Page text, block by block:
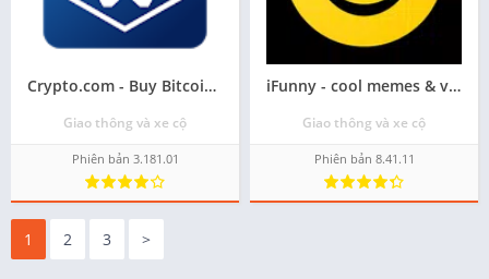
Crypto.com - Buy Bitcoin, SHIB
Giao thông và xe cộ
Phiên bản 3.181.01
iFunny - cool memes & videos
Giao thông và xe cộ
Phiên bản 8.41.11
1 2 3 >